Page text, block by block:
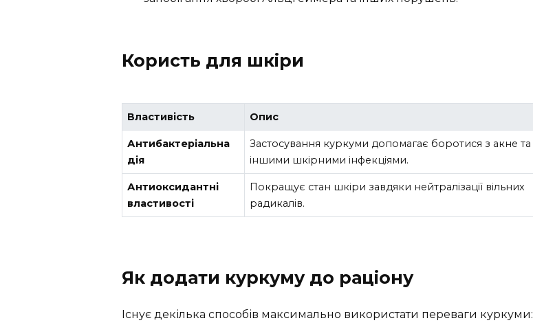
Користь для шкіри
Властивість Опис
Антибактеріальна
дія
Застосування куркуми допомагає боротися з акне та
іншими шкірними інфекціями.
Антиоксидантні
властивості
Покращує стан шкіри завдяки нейтралізації вільних
радикалів.
Як додати куркуму до раціону
Існує декілька способів максимально використати переваги куркуми: